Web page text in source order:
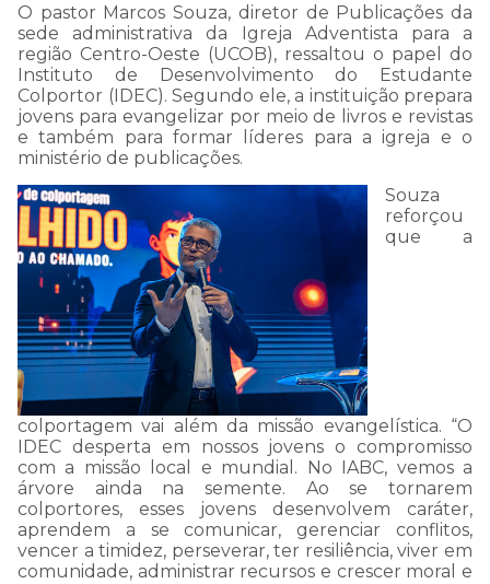
O pastor Marcos Souza, diretor de Publicações da
sede administrativa da Igreja Adventista para a
região Centro-Oeste (UCOB), ressaltou o papel do
Instituto de Desenvolvimento do Estudante
Colportor (IDEC). Segundo ele, a instituição prepara
jovens para evangelizar por meio de livros e revistas
e também para formar líderes para a igreja e o
ministério de publicações.
Souza
reforçou
que a
colportagem vai além da missão evangelística. “O
IDEC desperta em nossos jovens o compromisso
com a missão local e mundial. No IABC, vemos a
árvore ainda na semente. Ao se tornarem
colportores, esses jovens desenvolvem caráter,
aprendem a se comunicar, gerenciar conflitos,
vencer a timidez, perseverar, ter resiliência, viver em
comunidade, administrar recursos e crescer moral e
no número (62) 3395-
8002.
Estou ciente - Fechar Aviso